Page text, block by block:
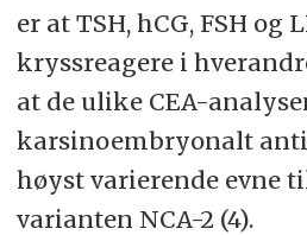
er at TSH, hCG, FSH og
kryssreagere i
at de ulike CEA-
karsinoembryonalt
høyst varierende evne
varianten NCA-2 (4).